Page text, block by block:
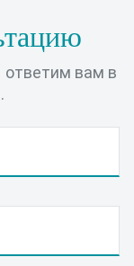
ответим вам в